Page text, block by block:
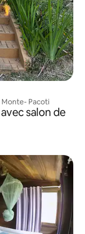
Monte- Pacoti
salon de